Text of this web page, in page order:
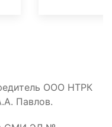
ООО НТРК
Павлов.